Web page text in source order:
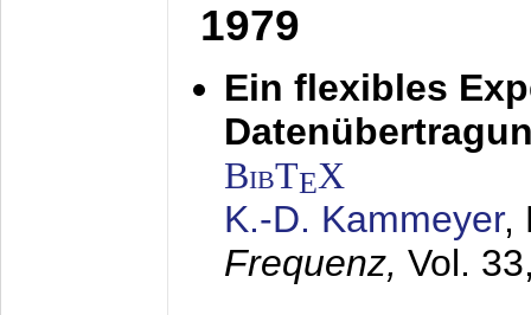
1979
Ein flexibles
BibTEX
K.-D. Kammeyer,
Frequenz, Vol.